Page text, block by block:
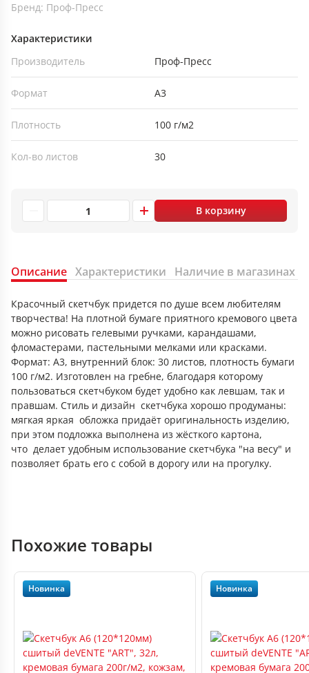
Бренд: Проф-Пресс
Характеристики
Производитель
Проф-Пресс
Формат А3
Плотность 100 г/м2
Кол-во листов 30
В корзину
Описание Характеристики Наличие в магазинах
Красочный скетчбук придется по душе всем любителям
творчества! На плотной бумаге приятного кремового цвета
можно рисовать гелевыми ручками, карандашами,
фломастерами, пастельными мелками или красками.
Формат: А3, внутренний блок: 30 листов, плотность бумаги
100 г/м2. Изготовлен на гребне, благодаря которому
пользоваться скетчбуком будет удобно как левшам, так и
правшам. Стиль и дизайн скетчбука хорошо продуманы:
мягкая яркая обложка придаёт оригинальность изделию,
при этом подложка выполнена из жёсткого картона,
что делает удобным использование скетчбука "на весу" и
позволяет брать его с собой в дорогу или на прогулку.
Похожие товары
Новинка Новинка